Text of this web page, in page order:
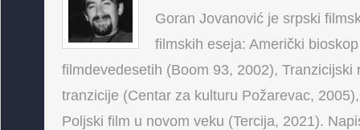
Goran Jovanović je srpski
filmskih eseja: Američki
filmdevedesetih (Boom 93, 2002),
tranzicije (Centar za kulturu Požarevac,
Poljski film u novom veku (Tercija, 2021).